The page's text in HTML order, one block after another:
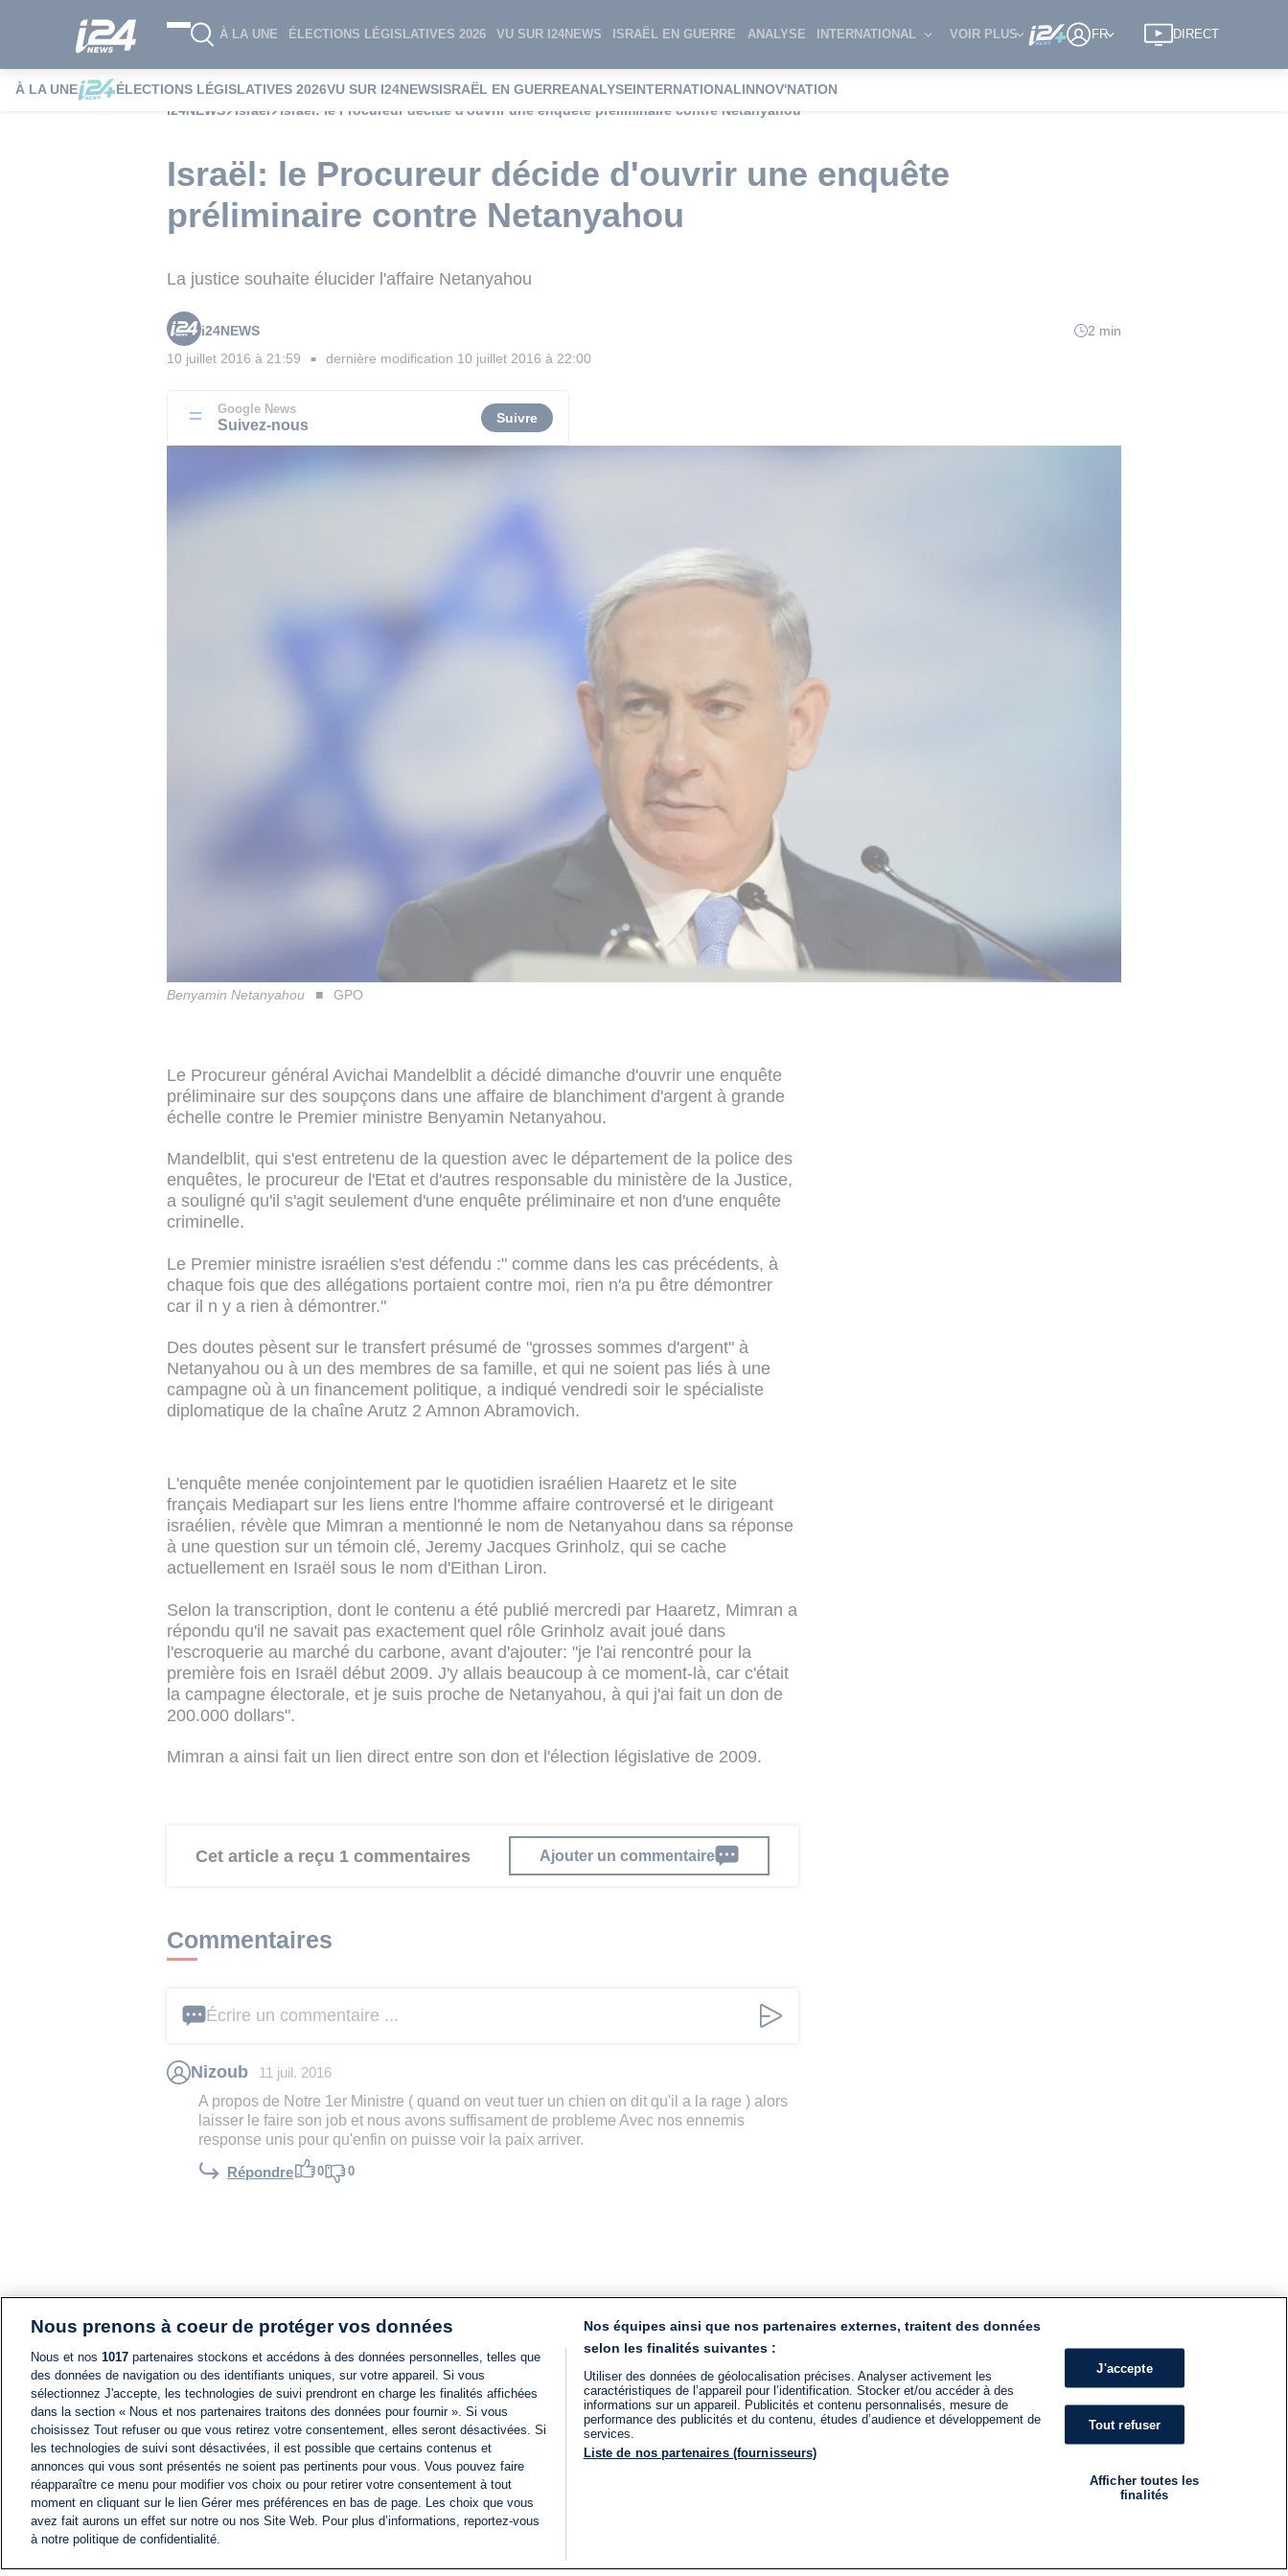
À LA UNE ÉLECTIONS LÉGISLATIVES 2026 VU SUR I24NEWS ISRAËL EN GUERRE ANALYSE INTERNATIONAL VOIR PLUS FR DIRECT
À LA UNE ÉLECTIONS LÉGISLATIVES 2026VU SUR I24NEWSISRAËL EN GUERREANALYSEINTERNATIONALINNOV'NATION
i24NEWS
Israël Israël: le Procureur décide d'ouvrir une enquête préliminaire contre Netanyahou
Israël: le Procureur décide d'ouvrir une enquête
préliminaire contre Netanyahou
La justice souhaite élucider l'affaire Netanyahou
i24NEWS
2 min
10 juillet 2016 à 21:59 ■ dernière modification 10 juillet 2016 à 22:00
Google News
Suivez-nous Suivre
Benyamin Netanyahou GPO
Le Procureur général Avichai Mandelblit a décidé dimanche d'ouvrir une enquête
préliminaire sur des soupçons dans une affaire de blanchiment d'argent à grande
échelle contre le Premier ministre Benyamin Netanyahou.
Mandelblit, qui s'est entretenu de la question avec le département de la police des
enquêtes, le procureur de l'Etat et d'autres responsable du ministère de la Justice,
a souligné qu'il s'agit seulement d'une enquête préliminaire et non d'une enquête
criminelle.
Le Premier ministre israélien s'est défendu :" comme dans les cas précédents, à
chaque fois que des allégations portaient contre moi, rien n'a pu être démontrer
car il n y a rien à démontrer."
Des doutes pèsent sur le transfert présumé de "grosses sommes d'argent" à
Netanyahou ou à un des membres de sa famille, et qui ne soient pas liés à une
campagne où à un financement politique, a indiqué vendredi soir le spécialiste
diplomatique de la chaîne Arutz 2 Amnon Abramovich.
L'enquête menée conjointement par le quotidien israélien Haaretz et le site
français Mediapart sur les liens entre l'homme affaire controversé et le dirigeant
israélien, révèle que Mimran a mentionné le nom de Netanyahou dans sa réponse
à une question sur un témoin clé, Jeremy Jacques Grinholz, qui se cache
actuellement en Israël sous le nom d'Eithan Liron.
Selon la transcription, dont le contenu a été publié mercredi par Haaretz, Mimran a
répondu qu'il ne savait pas exactement quel rôle Grinholz avait joué dans
l'escroquerie au marché du carbone, avant d'ajouter: "je l'ai rencontré pour la
première fois en Israël début 2009. J'y allais beaucoup à ce moment-là, car c'était
la campagne électorale, et je suis proche de Netanyahou, à qui j'ai fait un don de
200.000 dollars".
Mimran a ainsi fait un lien direct entre son don et l'élection législative de 2009.
Cet article a reçu 1 commentaires Ajouter un commentaire
Commentaires
Écrire un commentaire ...
Nizoub 11 juil. 2016
A propos de Notre 1er Ministre ( quand on veut tuer un chien on dit qu'il a la rage ) alors
laisser le faire son job et nous avons suffisament de probleme Avec nos ennemis
response unis pour qu'enfin on puisse voir la paix arriver.
Répondre 0 0
Nous prenons à coeur de protéger vos données
Nous et nos 1017 partenaires stockons et accédons à des données personnelles, telles que
des données de navigation ou des identifiants uniques, sur votre appareil. Si vous
sélectionnez J'accepte, les technologies de suivi prendront en charge les finalités affichées
dans la section « Nous et nos partenaires traitons des données pour fournir ». Si vous
choisissez Tout refuser ou que vous retirez votre consentement, elles seront désactivées. Si
les technologies de suivi sont désactivées, il est possible que certains contenus et
annonces qui vous sont présentés ne soient pas pertinents pour vous. Vous pouvez faire
réapparaître ce menu pour modifier vos choix ou pour retirer votre consentement à tout
moment en cliquant sur le lien Gérer mes préférences en bas de page. Les choix que vous
avez fait aurons un effet sur notre ou nos Site Web. Pour plus d’informations, reportez-vous
à notre politique de confidentialité.
Nos équipes ainsi que nos partenaires externes, traitent des données
selon les finalités suivantes :
Utiliser des données de géolocalisation précises. Analyser activement les
caractéristiques de l’appareil pour l’identification. Stocker et/ou accéder à des
informations sur un appareil. Publicités et contenu personnalisés, mesure de
performance des publicités et du contenu, études d’audience et développement de
services.
Liste de nos partenaires (fournisseurs)
J'accepte
Tout refuser
Afficher toutes les
finalités